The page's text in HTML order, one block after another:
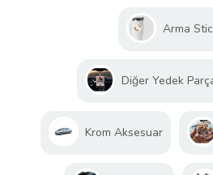
Arma
Diğer Yedek
Krom Aksesuar